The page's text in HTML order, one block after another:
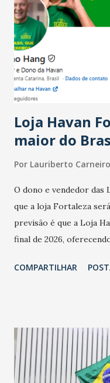
Ainda segundo a
bares e restaurantes
registraram equilíbrio
estabelecimentos no
do observado no mês
novembro. Em relação
cresceu. De acordo com
Loja Havan
maior do
Por Lauriberto
O dono e vendedor das
que a loja Fortaleza
previsão é que a Loja
final de 2026,
Havan Fortaleza ainda
COMPARTILHAR